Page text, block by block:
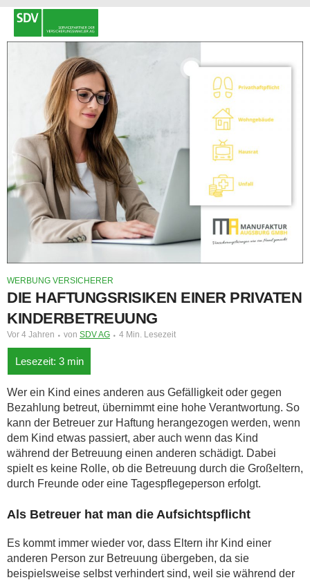
WERBUNG VERSICHERER
DIE HAFTUNGSRISIKEN EINER PRIVATEN
KINDERBETREUUNG
Vor 4 Jahren von SDV AG 4 Min. Lesezeit
Wer ein Kind eines anderen aus Gefälligkeit oder gegen
Bezahlung betreut, übernimmt eine hohe Verantwortung. So
kann der Betreuer zur Haftung herangezogen werden, wenn
dem Kind etwas passiert, aber auch wenn das Kind
während der Betreuung einen anderen schädigt. Dabei
spielt es keine Rolle, ob die Betreuung durch die Großeltern,
durch Freunde oder eine Tagespflegeperson erfolgt.
Als Betreuer hat man die Aufsichtspflicht
Es kommt immer wieder vor, dass Eltern ihr Kind einer
anderen Person zur Betreuung übergeben, da sie
beispielsweise selbst verhindert sind, weil sie während der